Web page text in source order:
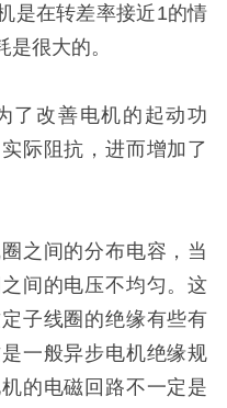
是在转差率接近1的情
很大的。
改善电机的起动功
际阻抗，进而增加了
间的分布电容，当
间的电压不均匀。这
子线圈的绝缘有些有
一般异步电机绝缘规
的电磁回路不一定是